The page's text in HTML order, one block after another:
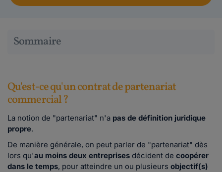
Sommaire
Qu'est-ce qu'un contrat de partenariat
commercial ?
La notion de "partenariat" n'a pas de définition juridique
propre.
De manière générale, on peut parler de "partenariat" dès
lors qu'au moins deux entreprises décident de coopérer
dans le temps, pour atteindre un ou plusieurs objectif(s)